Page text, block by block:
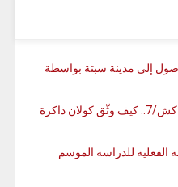
إلى مدينة سبتة بواسطة
معجم الحرف التقليدية في مراكش/7.. كيف وثّق كولان ذاكرة
الفعلية للدراسة الموسم